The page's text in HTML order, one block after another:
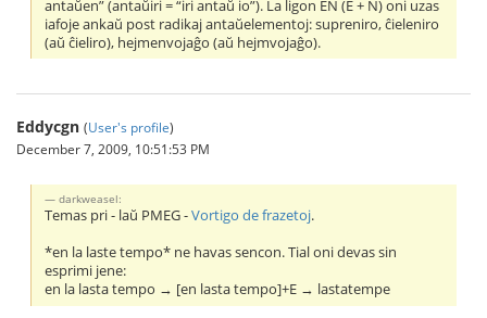
antaŭen” (antaŭiri = “iri antaŭ io”). La ligon EN (E + N) oni uzas
iafoje ankaŭ post radikaj antaŭelementoj: supreniro, ĉieleniro
(aŭ ĉieliro), hejmenvojaĝo (aŭ hejmvojaĝo).
Eddycgn (User's profile)
December 7, 2009, 10:51:53 PM
darkweasel:
Temas pri - laŭ PMEG -Vortigo de frazetoj.
*en la laste tempo* ne havas sencon. Tial oni devas sin
esprimi jene:
en la lasta tempo → [en lasta tempo]+E → lastatempe